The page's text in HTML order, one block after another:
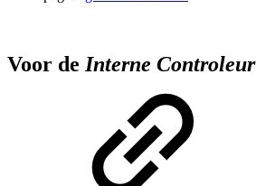
Voor de Interne Controleur